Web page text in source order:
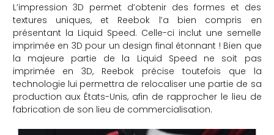
L’impression 3D permet d’obtenir des formes et des
textures uniques, et Reebok l’a bien compris en
présentant la Liquid Speed. Celle-ci inclut une semelle
imprimée en 3D pour un design final étonnant ! Bien que
la majeure partie de la Liquid Speed ne soit pas
imprimée en 3D, Reebok précise toutefois que la
technologie lui permettra de relocaliser une partie de sa
production aux États-Unis, afin de rapprocher le lieu de
fabrication de son lieu de commercialisation.